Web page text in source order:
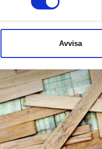
sociala medier och
till de sociala medier och
Avvisa